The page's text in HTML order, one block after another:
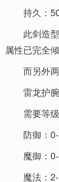
持久：
此剑造
属性已完全
而另外
雷龙护腕
需要等
防御：
魔御：
魔法：